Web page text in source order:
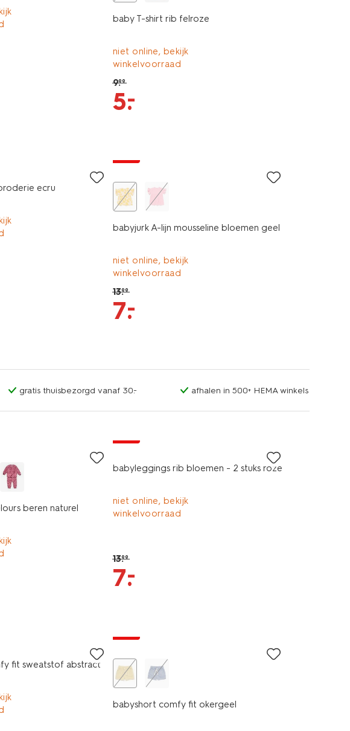
baby T-shirt rib felroze
niet online, bekijk
winkelvoorraad
9.99
5.
–
ecru
babyjurk A-lijn mousseline bloemen geel
niet online, bekijk
winkelvoorraad
13.99
7.
–
gratis thuisbezorgd vanaf 30.- afhalen in 500+ HEMA winkels
beren naturel
babyleggings rib bloemen - 2 stuks roze
niet online, bekijk
winkelvoorraad
13.99
7.
–
fit sweatstof abstract
babyshort comfy fit okergeel